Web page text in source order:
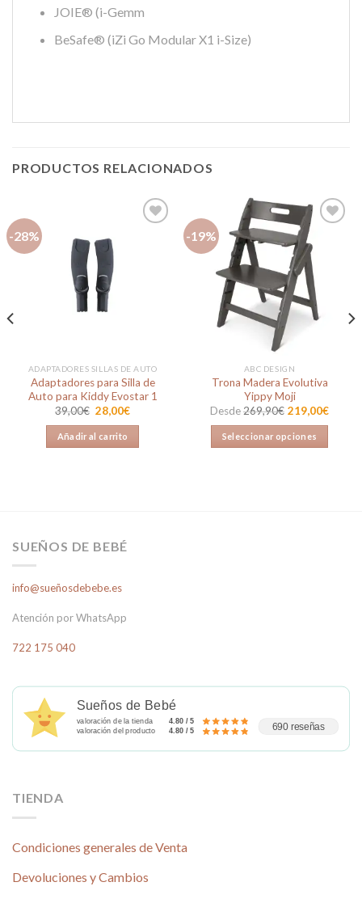
JOIE® (i-Gemm
BeSafe® (iZi Go Modular X1 i-Size)
PRODUCTOS RELACIONADOS
-28%
ADAPTADORES SILLAS DE AUTO
Adaptadores para Silla de
Auto para Kiddy Evostar 1
39,00€ El
precio
original
era:
39,00€.
28,00€El
28,00€.
Añadir al carrito
-19%
Añadir
lista de
deseos
ABC DESIGN
Trona Madera Evolutiva
Yippy Moji
Desde269,90€ 219,00€
Seleccionar opciones
SUEÑOS DE BEBÉ
info@sueñosdebebe.es
Atención por WhatsApp
722 175 040
Sueños de Bebé
valoración de la tienda
4.80 / 5
valoración del producto
4.80 / 5 690 reseñas
TIENDA
Condiciones generales de Venta
Devoluciones y Cambios